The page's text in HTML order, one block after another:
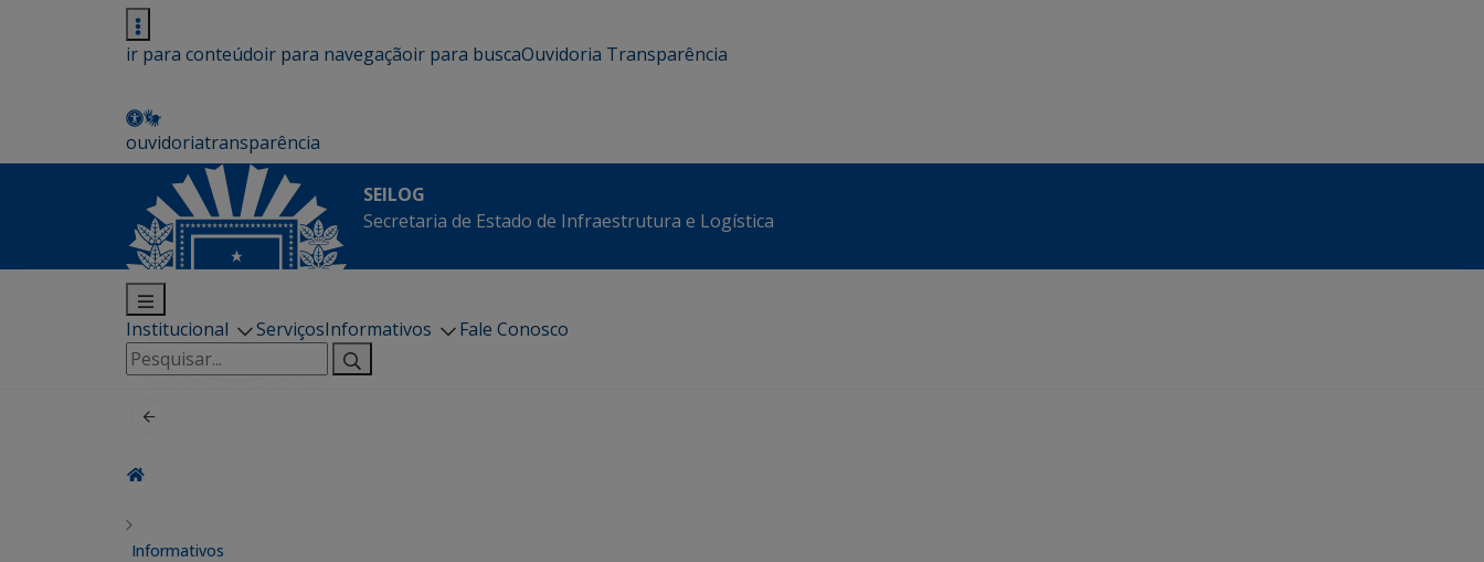
ir para conteúdoir para navegaçãoir para buscaOuvidoria Transparência
ouvidoriatransparência
SEILOG
Secretaria de Estado de Infraestrutura e Logística
Institucional ServiçosInformativos
Fale Conosco
Pesquisar
por:
Informativos